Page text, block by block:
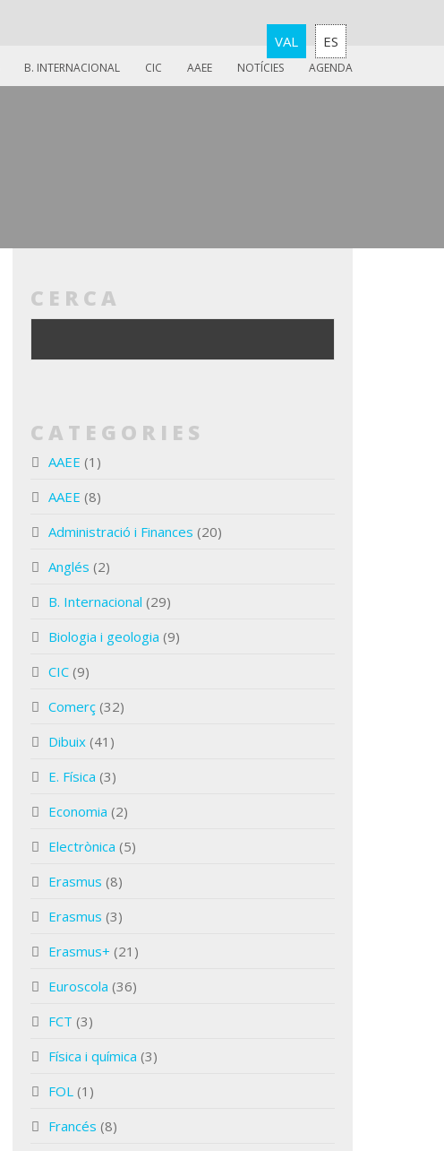
VAL ES
B. INTERNACIONAL CIC AAEE NOTÍCIES AGENDA
CERCA
CATEGORIES
AAEE (1)
AAEE (8)
Administració i Finances (20)
Anglés (2)
B. Internacional (29)
Biologia i geologia (9)
CIC (9)
Comerç (32)
Dibuix (41)
E. Física (3)
Economia (2)
Electrònica (5)
Erasmus (8)
Erasmus (3)
Erasmus+ (21)
Euroscola (36)
FCT (3)
Física i química (3)
FOL (1)
Francés (8)